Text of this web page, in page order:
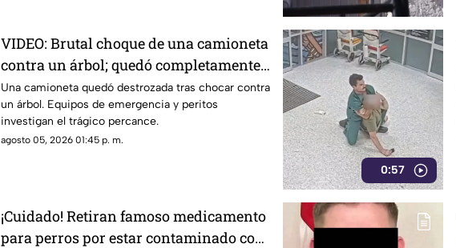
VIDEO: Brutal choque de una camioneta
contra un árbol; quedó completamente
destruida
Una camioneta quedó destrozada tras chocar contra
un árbol. Equipos de emergencia y peritos
investigan el trágico percance.
agosto 05, 2026 01:45 p. m.
0:57
¡Cuidado! Retiran famoso medicamento
para perros por estar contaminado con